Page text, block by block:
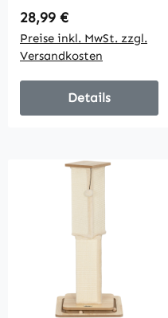
Paneele,
Haustierspielplatz,
Welpenzaun aus
Stahl, Grau
Regulärer Preis:
28,99 €
Preise inkl. MwSt. zzgl.
Versandkosten
Details